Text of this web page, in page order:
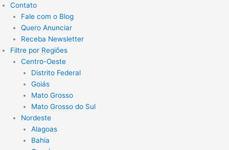
Contato
Fale com o Blog
Quero Anunciar
Receba Newsletter
Filtre por Regiões
Centro-Oeste
Distrito Federal
Goiás
Mato Grosso
Mato Grosso do Sul
Nordeste
Alagoas
Bahia